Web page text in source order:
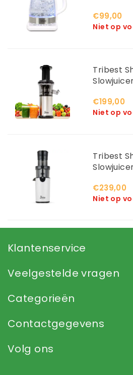
€99,00
Niet op
Tribest
€199,00
Niet op
Tribest
€239,00
Niet op
Klantenservice
Veelgestelde vragen
Categorieën
Contactgegevens
Volg ons